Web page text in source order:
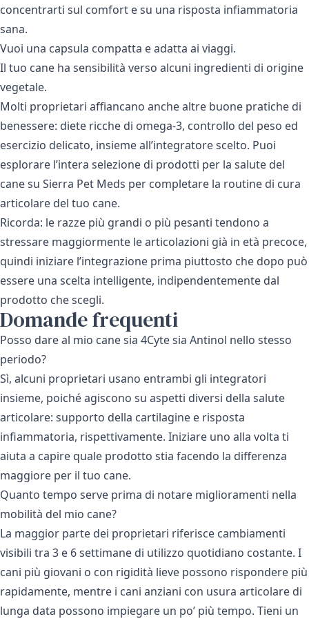
concentrarti sul comfort e su una risposta infiammatoria
sana.
Vuoi una capsula compatta e adatta ai viaggi.
Il tuo cane ha sensibilità verso alcuni ingredienti di origine
vegetale.
Molti proprietari affiancano anche altre buone pratiche di
benessere: diete ricche di omega-3, controllo del peso ed
esercizio delicato, insieme all’integratore scelto. Puoi
esplorare l’intera selezione di prodotti per la salute del
canesu Sierra Pet Meds per completare la routine di cura
articolare del tuo cane.
Ricorda: le razze più grandi o più pesanti tendono a
stressare maggiormente le articolazioni già in età precoce,
quindi iniziare l’integrazione prima piuttosto che dopo può
essere una scelta intelligente, indipendentemente dal
prodotto che scegli.
Domande frequenti
Posso dare al mio cane sia 4Cyte sia Antinol nello stesso
periodo?
Sì, alcuni proprietari usano entrambi gli integratori
insieme, poiché agiscono su aspetti diversi della salute
articolare: supporto della cartilagine e risposta
infiammatoria, rispettivamente. Iniziare uno alla volta ti
aiuta a capire quale prodotto stia facendo la differenza
maggiore per il tuo cane.
Quanto tempo serve prima di notare miglioramenti nella
mobilità del mio cane?
La maggior parte dei proprietari riferisce cambiamenti
visibili tra 3 e 6 settimane di utilizzo quotidiano costante. I
cani più giovani o con rigidità lieve possono rispondere più
rapidamente, mentre i cani anziani con usura articolare di
lunga data possono impiegare un po’ più tempo. Tieni un